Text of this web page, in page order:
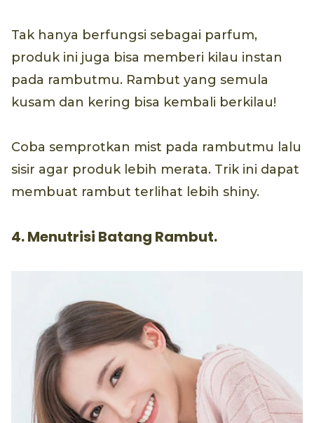
Tak hanya berfungsi sebagai parfum,
produk ini juga bisa memberi kilau instan
pada rambutmu. Rambut yang semula
kusam dan kering bisa kembali berkilau!
Coba semprotkan mist pada rambutmu lalu
sisir agar produk lebih merata. Trik ini dapat
membuat rambut terlihat lebih shiny.
4. Menutrisi Batang Rambut.